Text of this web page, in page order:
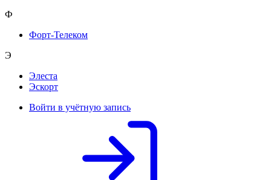
Ф
Форт-Телеком
Э
Элеста
Эскорт
Войти в учётную запись